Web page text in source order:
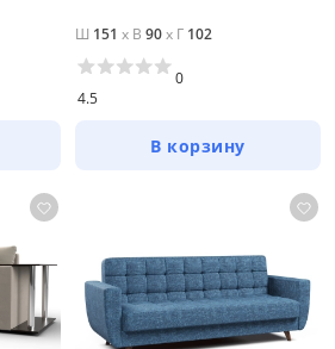
Ш 151 x В 90x Г 102
4.5
0
В корзину